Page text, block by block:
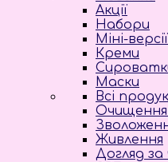
Акції
Набори
Міні-версії
Креми
Маски
Всі
Очищення
Живлення
Догляд